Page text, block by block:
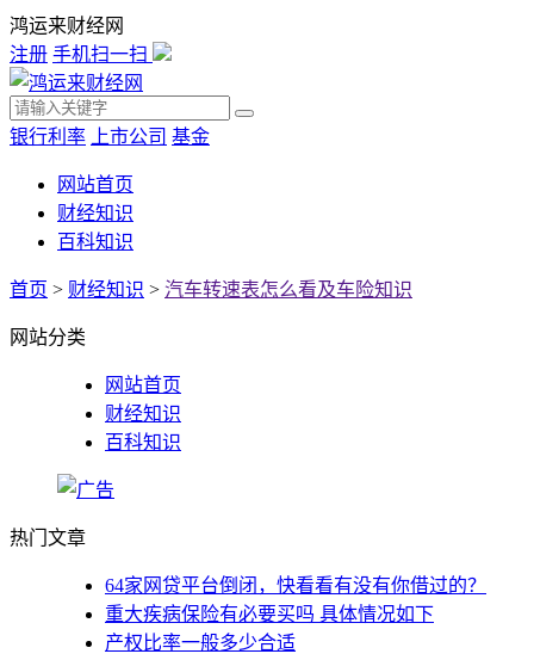
鸿运来财经网
注册 手机扫一扫
银行利率 上市公司 基金
网站首页
财经知识
百科知识
首页 > 财经知识 > 汽车转速表怎么看及车险知识
网站分类
网站首页
财经知识
百科知识
热门文章
64家网贷平台倒闭，快看看有没有你借过的？
重大疾病保险有必要买吗 具体情况如下
产权比率一般多少合适